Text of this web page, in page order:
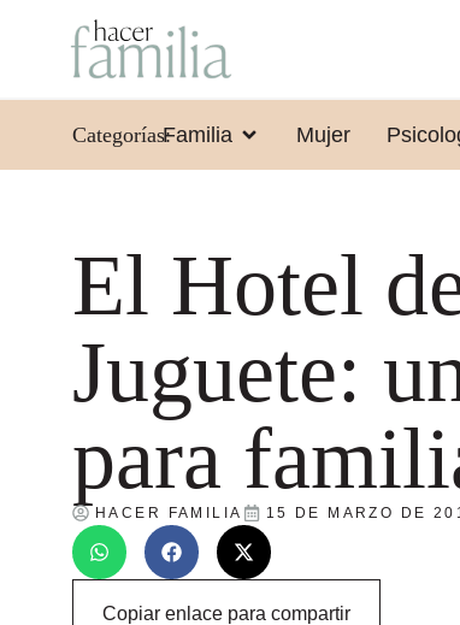
Categorías:Familia Mujer
El Hotel
Juguete:
para
HACER FAMILIA 15 DE MARZO DE
Copiar enlace para compartir